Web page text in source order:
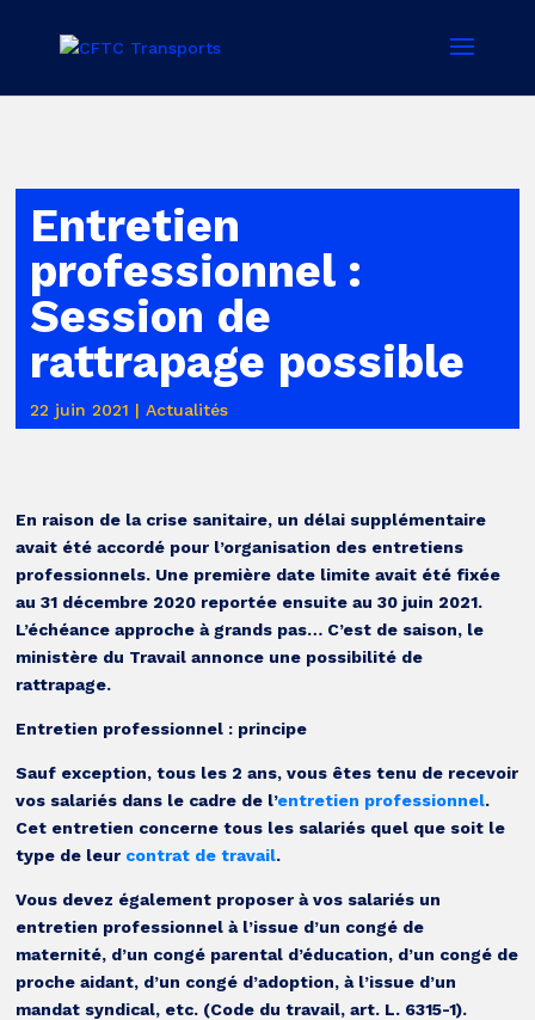
Entretien
professionnel :
Session de
rattrapage possible
22 juin 2021 |Actualités
En raison de la crise sanitaire, un délai supplémentaire
avait été accordé pour l’organisation des entretiens
professionnels. Une première date limite avait été fixée
au 31 décembre 2020 reportée ensuite au 30 juin 2021.
L’échéance approche à grands pas… C’est de saison, le
ministère du Travail annonce une possibilité de
rattrapage.
Entretien professionnel : principe
Sauf exception, tous les 2 ans, vous êtes tenu de recevoir
vos salariés dans le cadre de l’entretien professionnel.
Cet entretien concerne tous les salariés quel que soit le
type de leur contrat de travail.
Vous devez également proposer à vos salariés un
entretien professionnel à l’issue d’un congé de
maternité, d’un congé parental d’éducation, d’un congé de
proche aidant, d’un congé d’adoption, à l’issue d’un
mandat syndical, etc. (Code du travail, art. L. 6315-1).